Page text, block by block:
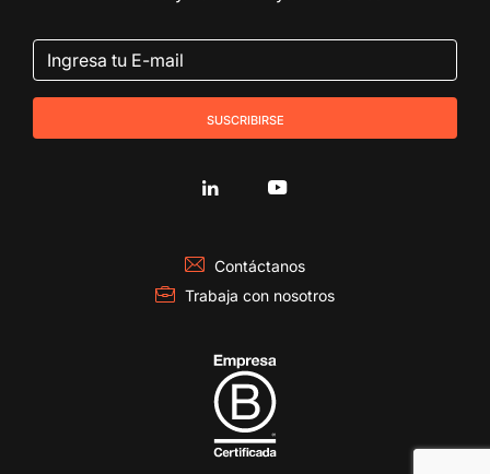
suscribirse
Contáctanos
Trabaja con nosotros